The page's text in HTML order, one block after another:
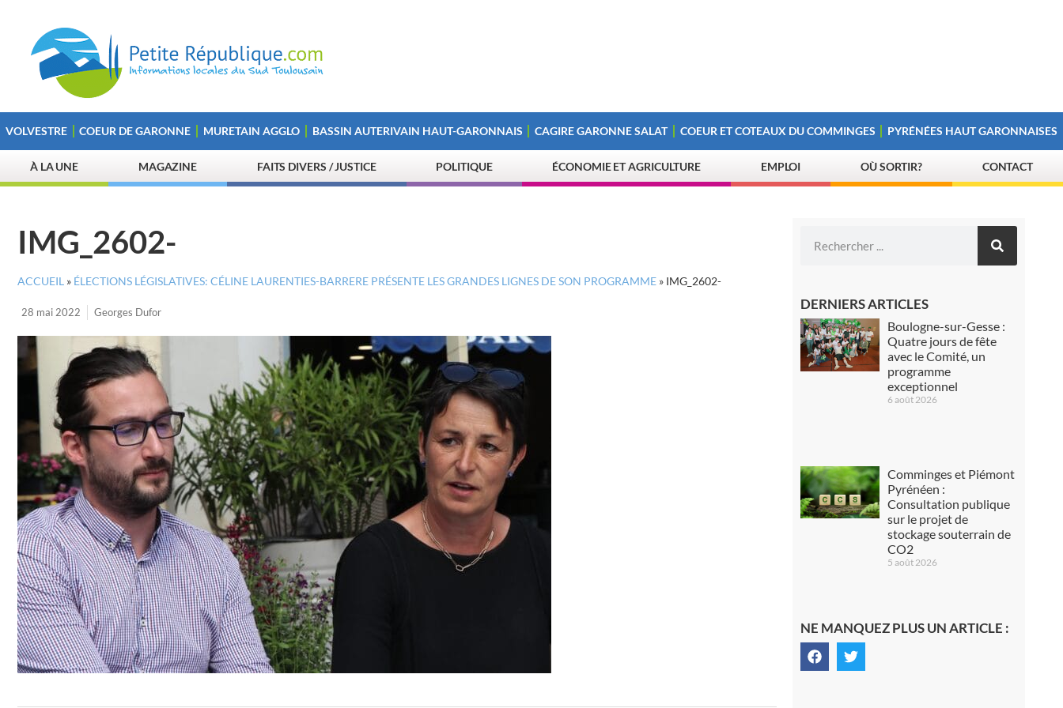
VOLVESTRE COEUR DE GARONNE MURETAIN AGGLO BASSIN AUTERIVAIN HAUT-GARONNAIS CAGIRE GARONNE SALAT COEUR ET COTEAUX DU COMMINGES PYRÉNÉES HAUT GARONNAISES
À LA UNE MAGAZINE FAITS DIVERS / JUSTICE POLITIQUE ÉCONOMIE ET AGRICULTURE EMPLOI OÙ SORTIR? CONTACT
IMG_2602-
ACCUEIL » ÉLECTIONS LÉGISLATIVES: CÉLINE LAURENTIES-BARRERE PRÉSENTE LES GRANDES LIGNES DE SON PROGRAMME » IMG_2602-
28 mai 2022 Georges Dufor DERNIERS ARTICLES
Boulogne-sur-Gesse :
Quatre jours de fête
avec le Comité, un
programme
exceptionnel
6 août 2026
Comminges et Piémont
Pyrénéen :
Consultation publique
sur le projet de
stockage souterrain de
CO2
5 août 2026
NE MANQUEZ PLUS UN ARTICLE :